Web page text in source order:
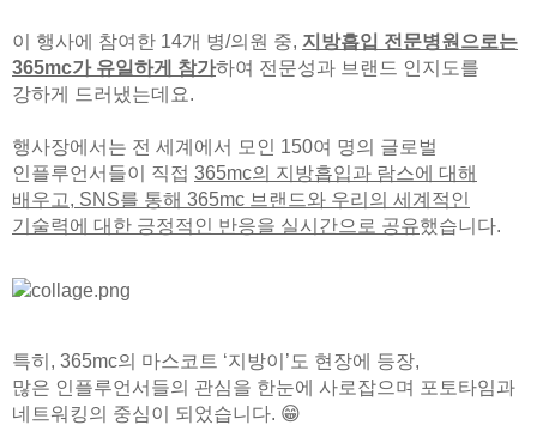
이 행사에 참여한 14개 병/의원 중, 지방흡입 전문병원으로는
365mc가 유일하게 참가하여 전문성과 브랜드 인지도를
강하게 드러냈는데요.
행사장에서는 전 세계에서 모인 150여 명의 글로벌
인플루언서들이 직접 365mc의 지방흡입과 람스에 대해
배우고, SNS를 통해 365mc 브랜드와 우리의 세계적인
기술력에 대한 긍정적인 반응을 실시간으로 공유했습니다.
특히, 365mc의 마스코트 ‘지방이’도 현장에 등장,
많은 인플루언서들의 관심을 한눈에 사로잡으며 포토타임과
네트워킹의 중심이 되었습니다. 😁